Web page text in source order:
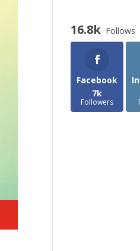
16.8k Follows
Facebook
7k
Followers